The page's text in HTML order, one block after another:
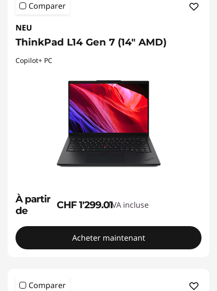
Comparer
NEU
ThinkPad L14 Gen 7 (14" AMD)
Copilot+ PC
À partir
de
CHF 1'299.01TVA incluse
Acheter maintenant
Comparer